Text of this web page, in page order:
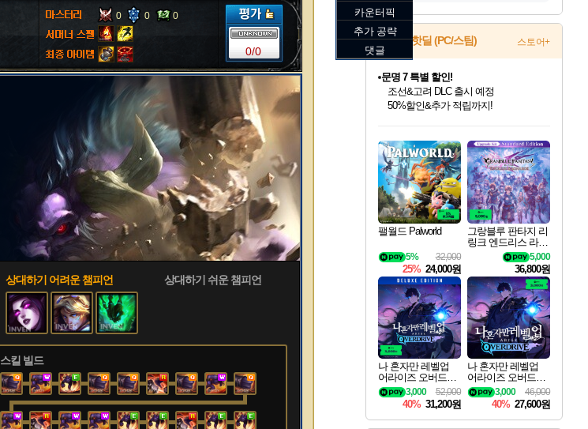
0 0 0
0/0
상대하기 어려운 챔피언 상대하기 쉬운 챔피언
스킬 빌드
게임 핫딜 (PC/스팀) 스토어+
최대 90% 할인가를 만나보세요!
네이버혜택과 함께 만나보세요!
문명 7 특별 할인!
마블 투혼 파이팅 소울즈 정식출시!
마블 히어로 총 출동&화려한 격투!
네이버 포인트 혜택까지!
이니&베니 혜택까지!
네이버 혜택가와 함께 예약하세요!
할인&네이버혜택으로 만나보세요!
네이버페이 혜택과 만나보세요!
40주년 프로모션으로 만나보세요!
할인가에 만나보세요!
일부 에디션 상시 할인!
혜택으로 예약 판매 중
편안하게 충전하세요
팰월드 Palworld
32,000
5%
25% 24,000원
그랑블루 판타지 리
링크 엔드리스 라그
나로크 업그레이드
킷 Granblue Fantasy
Relink Endless Ragn
arok Upgrade Kit DL
C
5,000
36,800원
나 혼자만 레벨업
어라이즈 오버드라
이브 디럭스 에디션
Solo Leveling Arise
Overdrive Deluxe Edi
tion
52,000
3,000
40% 31,200원
나 혼자만 레벨업
어라이즈 오버드라
이브 Solo Leveling A
rise
46,000
3,000
40% 27,600원
카운터픽
추가 공략
댓글